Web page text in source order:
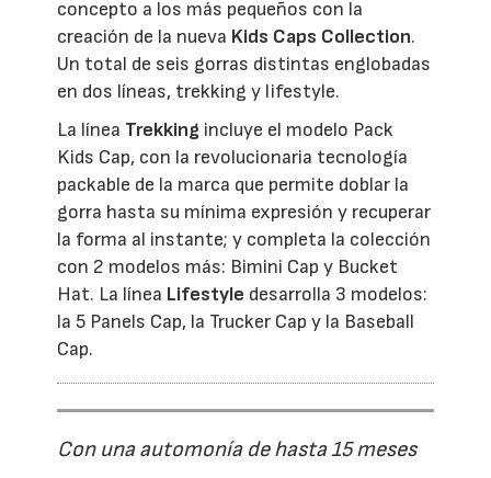
concepto a los más pequeños con la
creación de la nueva Kids Caps Collection.
Un total de seis gorras distintas englobadas
en dos líneas, trekking y lifestyle.
La línea Trekking incluye el modelo Pack
Kids Cap, con la revolucionaria tecnología
packable de la marca que permite doblar la
gorra hasta su mínima expresión y recuperar
la forma al instante; y completa la colección
con 2 modelos más: Bimini Cap y Bucket
Hat. La línea Lifestyle desarrolla 3 modelos:
la 5 Panels Cap, la Trucker Cap y la Baseball
Cap.
Con una automonía de hasta 15 meses